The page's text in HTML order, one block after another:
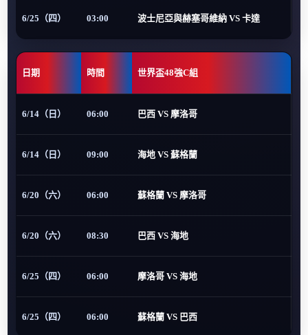
6/25（四） 03:00 波士尼亞與赫塞哥維納 VS 卡達
日期 時間 世界盃48強C組
6/14（日） 06:00 巴西 VS 摩洛哥
6/14（日） 09:00 海地 VS 蘇格蘭
6/20（六） 06:00 蘇格蘭 VS 摩洛哥
6/20（六） 08:30 巴西 VS 海地
6/25（四） 06:00 摩洛哥 VS 海地
6/25（四） 06:00 蘇格蘭 VS 巴西